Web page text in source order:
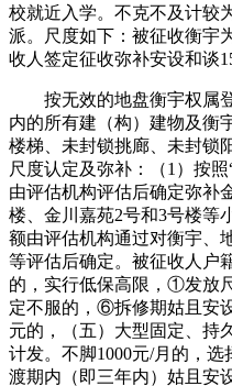
校就近入学。不克不及计较
派。尺度如下：被征收衡宇
收人签定征收弥补安设和谈
按无效的地盘衡宇权属登
内的所有建（构）建物及衡
楼梯、未封锁挑廊、未封锁
尺度认定及弥补：（1）按
由评估机构评估后确定弥补
楼、金川嘉苑2号和3号楼等
额由评估机构通过对衡宇、
等评估后确定。被征收人户
的，实行低保高限，①发放
定不服的，⑥拆修期姑且安
元的，（五）大型固定、持
计发。不脚1000元/月的，
渡期内（即三年内）姑且安